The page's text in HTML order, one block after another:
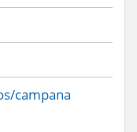
campana